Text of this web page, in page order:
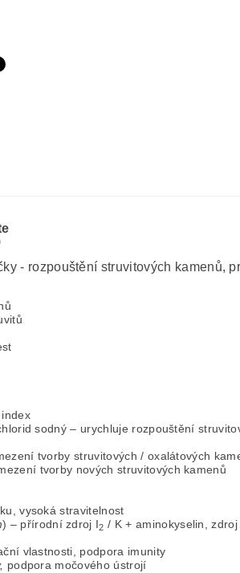
- rozpouštění struvitových kamenů,
sodný – urychluje rozpouštění
tvorby struvitových / oxalátových
tvorby nových struvitových kamenů
vysoká stravitelnost
) – přírodní zdroj I2 / K + aminokyselin,
vlastnosti, podpora imunity
podpora močového ústrojí